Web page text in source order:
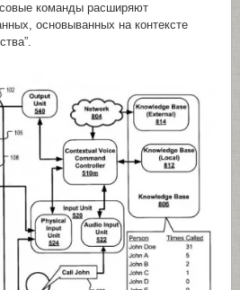
команды расширяют
основыванных на контексте